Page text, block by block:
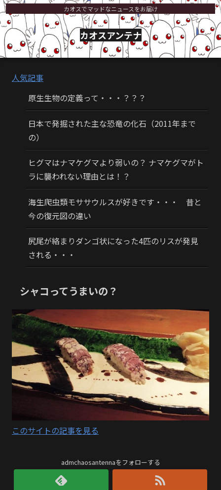
カオスでマッドなニュースをお届け
カオスアンテナ
人気記事
原生生物の定義って・・・？？？
日本で発掘された主な恐竜の化石（2011年まで
の）
ヒグマはナマケグマより弱いの？ ナマケグマがト
ラに襲われない理由とは！？
海生爬虫類モササウルスが好きです・・・ 昔と
今の復元図の違い
尻尾が絡まりダンゴ状になった4匹のリスが発見
される・・・
シャコってうまいの？
このサイトの記事を見る
admchaosantennaをフォローする